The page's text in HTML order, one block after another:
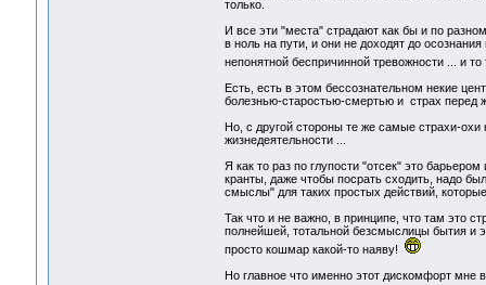
только.
И все эти "места" страдают как бы и по
в ноль на пути, и они не доходят до
непонятной беспричинной тревожности ... и
Есть, есть в этом бессознательном некие
болезнью-старостью-смертью и страх перед
Но, с другой стороны те же самые страхи-
жизнедеятельности ...
Я как то раз по глупости "отсек" это
кранты, даже чтобы посрать сходить, надо
смыслы" для таких простых действий,
Так что и не важно, в принципе, что там это
полнейшей, тотальной безсмыслицы бытия и
просто кошмар какой-то наяву!
Но главное что именно этот дискомфорт мне